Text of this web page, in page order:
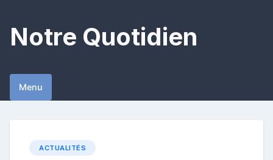
content
Notre Quotidien
Menu
ACTUALITÉS